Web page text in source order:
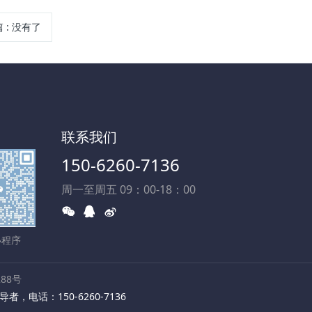
:没有了
序
联系我们
150-6260-7136
周一至周五 09：00-18：00
号
者，电话：150-6260-7136